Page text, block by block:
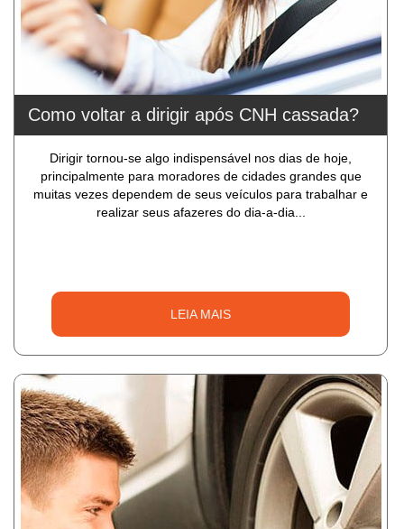
Como voltar a dirigir após CNH cassada?
Dirigir tornou-se algo indispensável nos dias de hoje,
principalmente para moradores de cidades grandes que
muitas vezes dependem de seus veículos para trabalhar e
realizar seus afazeres do dia-a-dia...
LEIA MAIS